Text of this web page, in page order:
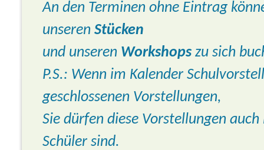
An den Terminen ohne Eintrag
unseren Stücken
und unseren Workshopszu sich
P.S.: Wenn im Kalender
geschlossenen Vorstellungen,
Sie dürfen diese Vorstellungen auch
Schüler sind.